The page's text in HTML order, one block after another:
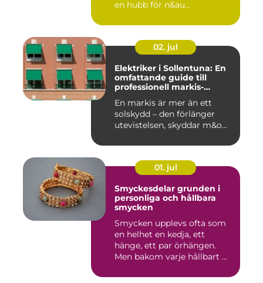
en hubb för n&au...
02. jul
Elektriker i Sollentuna: En
omfattande guide till
professionell markis-
En markis är mer än ett
solskydd – den förlänger
utevistelsen, skyddar m&o...
01. jul
Smyckesdelar grunden i
personliga och hållbara
smycken
Smycken upplevs ofta som
en helhet en kedja, ett
hänge, ett par örhängen.
Men bakom varje hållbart ...